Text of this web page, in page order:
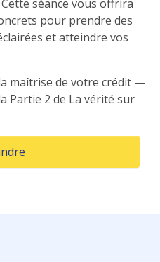
séance vous offrira
pour prendre des
et atteindre vos
maîtrise de votre crédit —
Partie 2 de La vérité sur